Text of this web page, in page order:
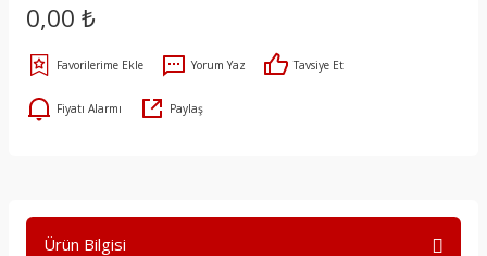
0,00 ₺
Yorum Yaz Tavsiye Et
Fiyatı Alarmı Paylaş
Ürün Bilgisi